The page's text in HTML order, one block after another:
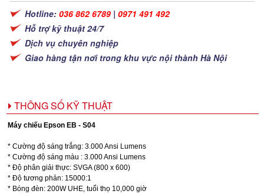
Hotline: 036 862 6789 | 0971 491 492
Hỗ trợ kỹ thuật 24/7
Dịch vụ chuyên nghiệp
Giao hàng tận nơi trong khu vực nội thành Hà Nội
THÔNG SỐ KỸ THUẬT
Máy chiếu Epson EB - S04
* Cường độ sáng trắng: 3.000 Ansi Lumens
* Cường độ sáng màu : 3.000 Ansi Lumens
* Độ phân giải thực: SVGA (800 x 600)
* Độ tương phản: 15000:1
* Bóng đèn: 200W UHE, tuổi thọ 10,000 giờ